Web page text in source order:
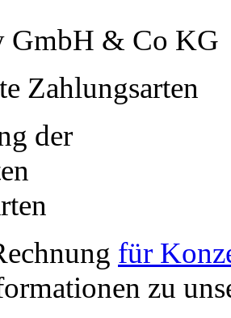
GmbH & Co KG
Zahlungsarten
für
zu